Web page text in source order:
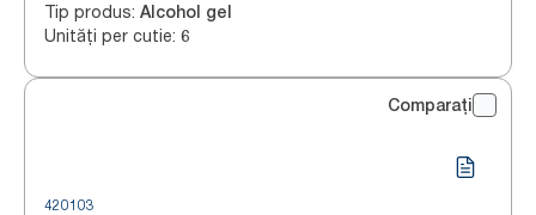
Tip produs: Alcohol gel
Unități per cutie: 6
Comparați
420103